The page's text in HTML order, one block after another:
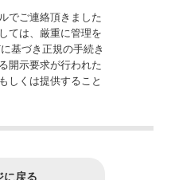
でご連絡頂きました
ては、厳重に管理を
基づき正規の手続き
開示要求が行われた
しくは提供すること
に戻る